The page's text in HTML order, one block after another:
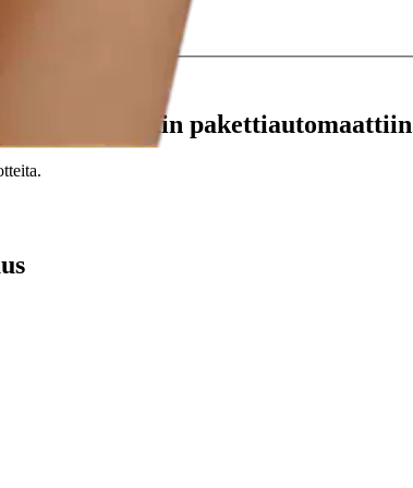
Postin pakettiautomaattiin